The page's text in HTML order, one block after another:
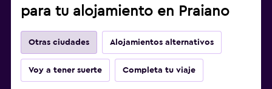
para tu alojamiento en Praiano
Otras ciudades Alojamientos alternativos
Voy a tener suerte Completa tu viaje